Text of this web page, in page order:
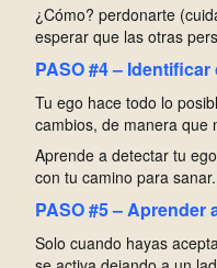
¿Cómo? perdonarte
esperar que las otras
PASO #4 –
Tu ego hace todo lo
cambios, de manera que
Aprende a detectar tu
con tu camino para sanar.
PASO #5 – Aprender
Solo cuando hayas